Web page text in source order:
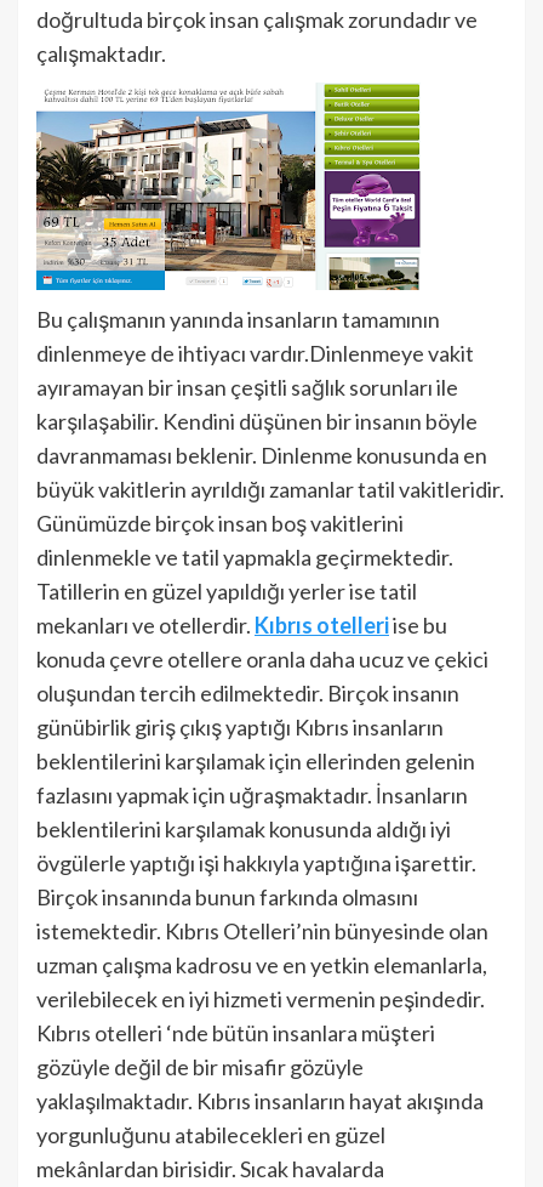
doğrultuda birçok insan çalışmak zorundadır ve
çalışmaktadır.
Bu çalışmanın yanında insanların tamamının
dinlenmeye de ihtiyacı vardır.Dinlenmeye vakit
ayıramayan bir insan çeşitli sağlık sorunları ile
karşılaşabilir. Kendini düşünen bir insanın böyle
davranmaması beklenir. Dinlenme konusunda en
büyük vakitlerin ayrıldığı zamanlar tatil vakitleridir.
Günümüzde birçok insan boş vakitlerini
dinlenmekle ve tatil yapmakla geçirmektedir.
Tatillerin en güzel yapıldığı yerler ise tatil
mekanları ve otellerdir. Kıbrıs otelleriise bu
konuda çevre otellere oranla daha ucuz ve çekici
oluşundan tercih edilmektedir. Birçok insanın
günübirlik giriş çıkış yaptığı Kıbrıs insanların
beklentilerini karşılamak için ellerinden gelenin
fazlasını yapmak için uğraşmaktadır. İnsanların
beklentilerini karşılamak konusunda aldığı iyi
övgülerle yaptığı işi hakkıyla yaptığına işarettir.
Birçok insanında bunun farkında olmasını
istemektedir. Kıbrıs Otelleri’nin bünyesinde olan
uzman çalışma kadrosu ve en yetkin elemanlarla,
verilebilecek en iyi hizmeti vermenin peşindedir.
Kıbrıs otelleri ‘nde bütün insanlara müşteri
gözüyle değil de bir misafir gözüyle
yaklaşılmaktadır. Kıbrıs insanların hayat akışında
yorgunluğunu atabilecekleri en güzel
mekânlardan birisidir. Sıcak havalarda